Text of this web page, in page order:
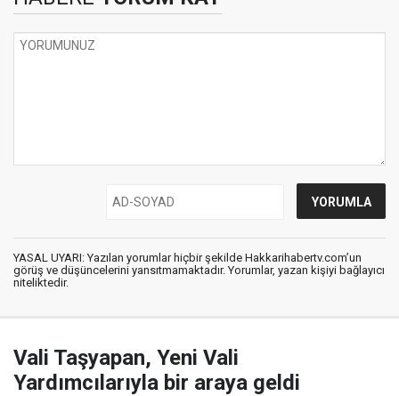
YASAL UYARI: Yazılan yorumlar hiçbir şekilde Hakkarihabertv.com’un
görüş ve düşüncelerini yansıtmamaktadır. Yorumlar, yazan kişiyi bağlayıcı
niteliktedir.
Vali Taşyapan, Yeni Vali
Yardımcılarıyla bir araya geldi